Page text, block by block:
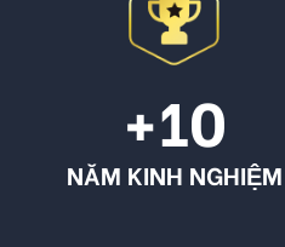
+10
NĂM KINH NGHIỆM